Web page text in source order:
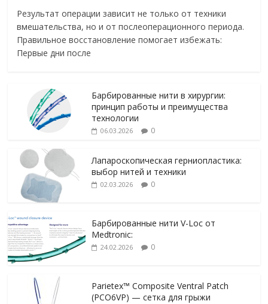
Результат операции зависит не только от техники
вмешательства, но и от послеоперационного периода.
Правильное восстановление помогает избежать:
Первые дни после
Барбированные нити в хирургии:
принцип работы и преимущества
технологии
06.03.2026 0
Лапароскопическая герниопластика:
выбор нитей и техники
02.03.2026 0
Барбированные нити V-Loc от
Medtronic:
24.02.2026 0
Parietex™ Composite Ventral Patch
(PCO6VP) — сетка для грыжи